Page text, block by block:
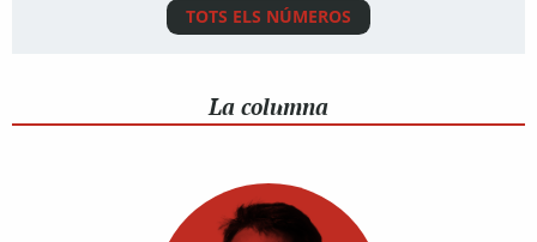
TOTS ELS NÚMEROS
La columna